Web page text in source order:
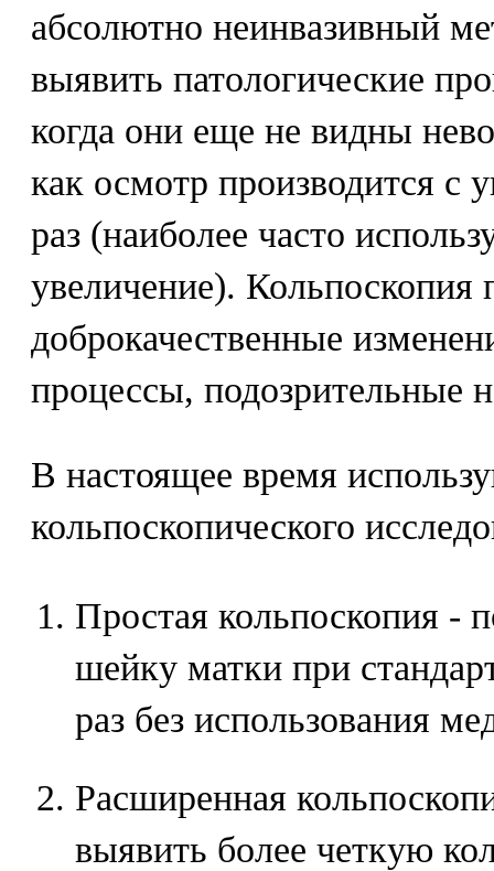
абсолютно неинвазивный
выявить патологические
когда они еще не видны
как осмотр производится с
раз (наиболее часто
увеличение). Кольпоскопия
доброкачественные
процессы, подозрительные
В настоящее время
кольпоскопического
Простая кольпоскопия -
шейку матки при
раз без использования
Расширенная
выявить более четкую